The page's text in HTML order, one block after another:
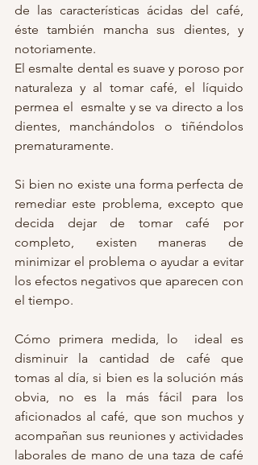
de las características ácidas del café,
éste también mancha sus dientes, y
notoriamente.
El esmalte dental es suave y poroso por
naturaleza y al tomar café, el líquido
permea el  esmalte y se va directo a los
dientes, manchándolos o tiñéndolos
prematuramente.
Si bien no existe una forma perfecta de
remediar este problema, excepto que
decida dejar de tomar café por
completo, existen maneras de
minimizar el problema o ayudar a evitar
los efectos negativos que aparecen con
el tiempo.
Cómo primera medida, lo  ideal es
disminuir la cantidad de café que
tomas al día, si bien es la solución más
obvia, no es la más fácil para los
aficionados al café, que son muchos y
acompañan sus reuniones y actividades
laborales de mano de una taza de café